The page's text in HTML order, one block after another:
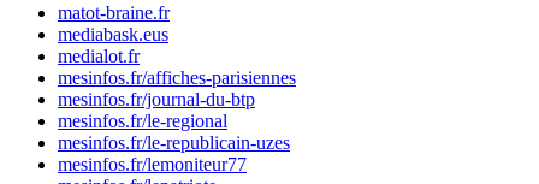
matot-braine.fr
mediabask.eus
medialot.fr
mesinfos.fr/affiches-parisiennes
mesinfos.fr/journal-du-btp
mesinfos.fr/le-regional
mesinfos.fr/le-republicain-uzes
mesinfos.fr/lemoniteur77